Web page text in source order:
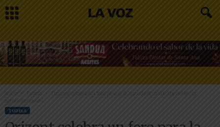
Inicio Tudela
Orizont celebra un foro para la búsqueda de start-ups del sector
agroalimentario
TUDELA